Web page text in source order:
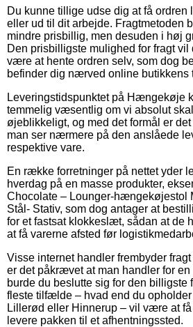
Du kunne tillige udse dig at få ordren
eller ud til dit arbejde. Fragtmetoden
mindre prisbillig, men desuden i høj
Den prisbilligste mulighed for fragt
være at hente ordren selv, som dog
befinder dig nærved online butikkens
Leveringstidspunktet på Hængekøje
temmelig væsentlig om vi absolut
øjeblikkeligt, og med det formål er
man ser nærmere på den anslåede
respektive vare.
En række forretninger på nettet yder
hverdag på en masse produkter,
Chocolate – Lounger-hængekøjestol
Stål- Stativ, som dog antager at
for et fastsat klokkeslæt, sådan at de
at få varerne afsted før
Visse internet handler frembyder
er det påkrævet at man handler for
burde du beslutte sig for den billigste
fleste tilfælde – hvad end du
Lillerød eller Hinnerup – vil være at
levere pakken til et afhentningssted.